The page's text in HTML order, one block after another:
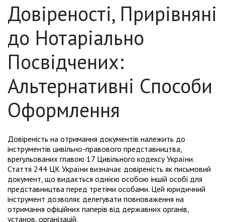
Довіреності, Прирівняні
до Нотаріально
Посвідчених:
Альтернативні Способи
Оформлення
Довіреність на отримання документів належить до
інструментів цивільно-правового представництва,
врегульованих главою 17 Цивільного кодексу України.
Стаття 244 ЦК України визначає довіреність як письмовий
документ, що видається однією особою іншій особі для
представництва перед третіми особами. Цей юридичний
інструмент дозволяє делегувати повноваження на
отримання офіційних паперів від державних органів,
установ, організацій.